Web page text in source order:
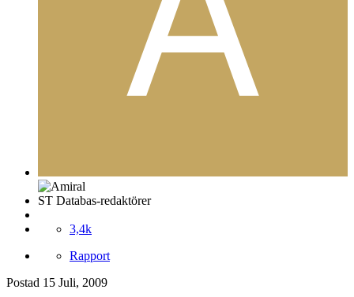
ST Databas-redaktörer
3,4k
Rapport
Postad 15 Juli, 2009